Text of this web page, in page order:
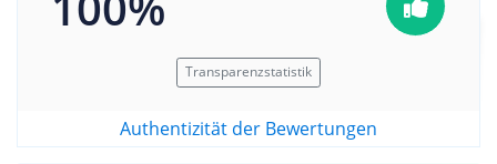
Transparenzstatistik
Authentizität der Bewertungen